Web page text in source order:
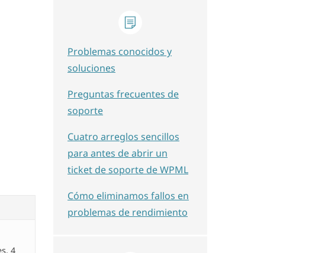
4
Problemas conocidos y
soluciones
Preguntas frecuentes de
soporte
Cuatro arreglos sencillos
para antes de abrir un
ticket de soporte de WPML
Cómo eliminamos fallos en
problemas de rendimiento